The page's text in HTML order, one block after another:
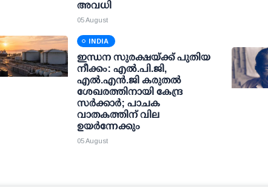
അവധി
05 August
INDIA
ഇന്ധന സുരക്ഷയ്ക്ക് പുതിയ
നീക്കം: എല്‍.പി.ജി,
എല്‍.എന്‍.ജി കരുതല്‍
ശേഖരത്തിനായി കേന്ദ്ര
സര്‍ക്കാര്‍; പാചക
വാതകത്തിന് വില
ഉയര്‍ന്നേക്കും
05 August